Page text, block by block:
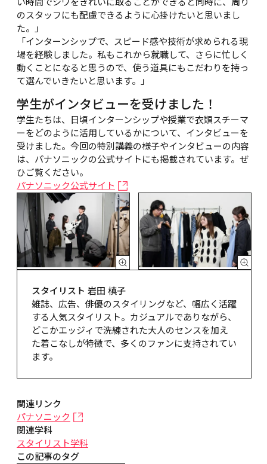
のスタッフにも配慮できるように心掛けたいと思いまし
た。」
「インターンシップで、スピード感や技術が求められる現
場を経験しました。私もこれから就職して、さらに忙しく
動くことになると思うので、使う道具にもこだわりを持っ
て選んでいきたいと思います。」
学生がインタビューを受けました！
学生たちは、日頃インターンシップや授業で衣類スチーマ
ーをどのように活用しているかについて、インタビューを
受けました。今回の特別講義の様子やインタビューの内容
は、パナソニックの公式サイトにも掲載されています。ぜ
ひご覧ください。
パナソニック公式サイト
スタイリスト 岩田 槙子
雑誌、広告、俳優のスタイリングなど、幅広く活躍
する人気スタイリスト。カジュアルでありながら、
どこかエッジィで洗練された大人のセンスを加え
た着こなしが特徴で、多くのファンに支持されてい
ます。
関連リンク
パナソニック
関連学科
スタイリスト学科
この記事のタグ